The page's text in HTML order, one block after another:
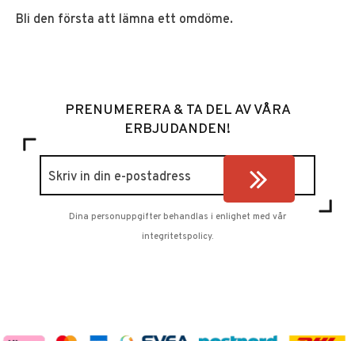
Bli den första att lämna ett omdöme.
PRENUMERERA & TA DEL AV VÅRA
ERBJUDANDEN!
Dina personuppgifter behandlas i enlighet med vår
integritetspolicy.